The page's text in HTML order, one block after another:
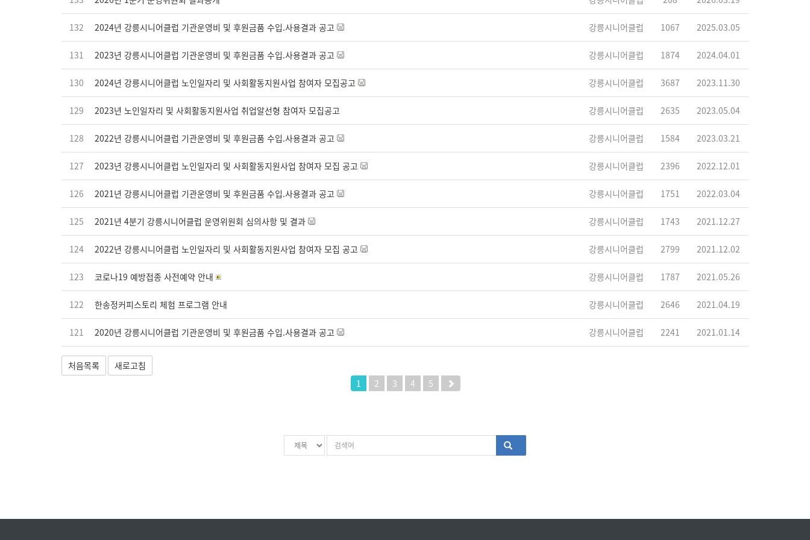
132 2024년 강릉시니어클럽 기관운영비 및 후원금품 수입.사용결과 공고 강릉시니어클럽 1067 2025.03.05
131 2023년 강릉시니어클럽 기관운영비 및 후원금품 수입.사용결과 공고 강릉시니어클럽 1874 2024.04.01
130 2024년 강릉시니어클럽 노인일자리 및 사회활동지원사업 참여자 모집공고 강릉시니어클럽 3687 2023.11.30
129 2023년 노인일자리 및 사회활동지원사업 취업알선형 참여자 모집공고 강릉시니어클럽 2635 2023.05.04
128 2022년 강릉시니어클럽 기관운영비 및 후원금품 수입.사용결과 공고 강릉시니어클럽 1584 2023.03.21
127 2023년 강릉시니어클럽 노인일자리 및 사회활동지원사업 참여자 모집 공고 강릉시니어클럽 2396 2022.12.01
126 2021년 강릉시니어클럽 기관운영비 및 후원금품 수입.사용결과 공고 강릉시니어클럽 1751 2022.03.04
125 2021년 4분기 강릉시니어클럽 운영위원회 심의사항 및 결과 강릉시니어클럽 1743 2021.12.27
124 2022년 강릉시니어클럽 노인일자리 및 사회활동지원사업 참여자 모집 공고 강릉시니어클럽 2799 2021.12.02
123 코로나19 예방접종 사전예약 안내 강릉시니어클럽 1787 2021.05.26
122 한송정커피스토리 체험 프로그램 안내 강릉시니어클럽 2646 2021.04.19
121 2020년 강릉시니어클럽 기관운영비 및 후원금품 수입.사용결과 공고 강릉시니어클럽 2241 2021.01.14
처음목록
새로고침
1
2 3 4 5